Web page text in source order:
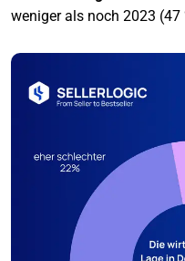
weniger als noch 2023 (47